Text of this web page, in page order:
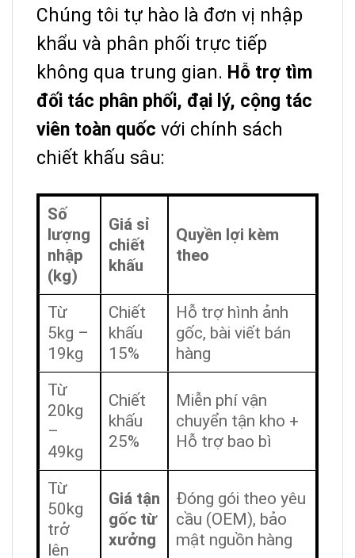
Chúng tôi tự hào là đơn vị nhập
khẩu và phân phối trực tiếp
không qua trung gian. Hỗ trợ tìm
đối tác phân phối, đại lý, cộng tác
viên toàn quốc với chính sách
chiết khấu sâu:
Số
lượng
nhập
(kg)
Giá sỉ
chiết
khấu
Quyền lợi kèm
theo
Từ
5kg –
19kg
Chiết
khấu
15%
Hỗ trợ hình ảnh
gốc, bài viết bán
hàng
Từ
20kg
–
49kg
Chiết
khấu
25%
Miễn phí vận
chuyển tận kho +
Hỗ trợ bao bì
Từ
50kg
trở
lên
Giá tận
gốc từ
xưởng
Đóng gói theo yêu
cầu (OEM), bảo
mật nguồn hàng